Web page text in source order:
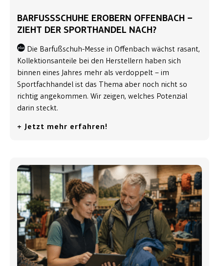
BARFUSSSCHUHE EROBERN OFFENBACH – Z
IEHT DER SPORTHANDEL NACH?
Die Barfußschuh-Messe in Offenbach wächst rasant,
Kollektionsanteile bei den Herstellern haben sich
binnen eines Jahres mehr als verdoppelt – im
Sportfachhandel ist das Thema aber noch nicht so
richtig angekommen. Wir zeigen, welches Potenzial
darin steckt.
+ Jetzt mehr erfahren!